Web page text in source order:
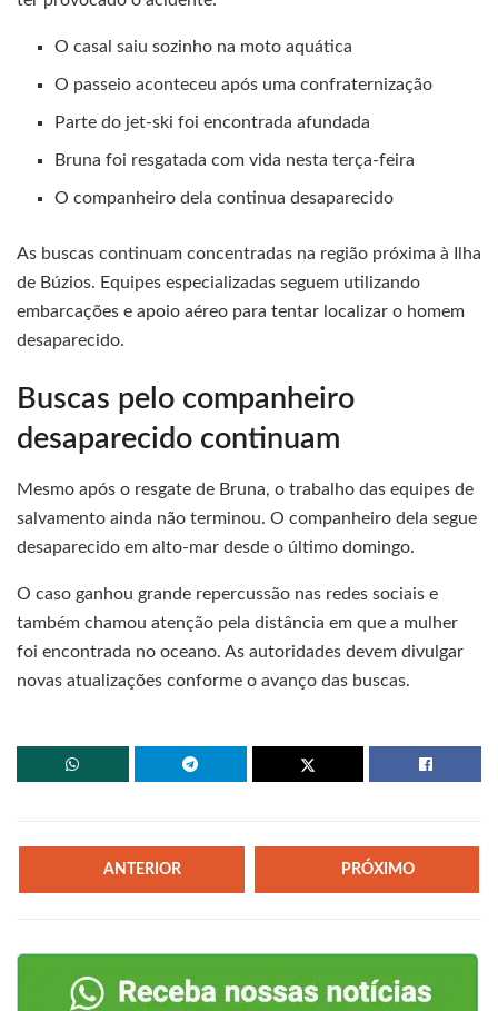
O casal saiu sozinho na moto aquática
O passeio aconteceu após uma confraternização
Parte do jet-ski foi encontrada afundada
Bruna foi resgatada com vida nesta terça-feira
O companheiro dela continua desaparecido
As buscas continuam concentradas na região próxima à Ilha
de Búzios. Equipes especializadas seguem utilizando
embarcações e apoio aéreo para tentar localizar o homem
desaparecido.
Buscas pelo companheiro
desaparecido continuam
Mesmo após o resgate de Bruna, o trabalho das equipes de
salvamento ainda não terminou. O companheiro dela segue
desaparecido em alto-mar desde o último domingo.
O caso ganhou grande repercussão nas redes sociais e
também chamou atenção pela distância em que a mulher
foi encontrada no oceano. As autoridades devem divulgar
novas atualizações conforme o avanço das buscas.
ANTERIOR PRÓXIMO